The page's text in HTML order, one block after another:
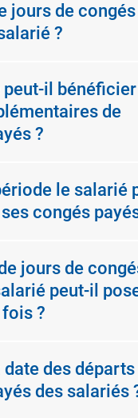
jours de congés
?
peut-il
de
?
le salarié
congés
jours de
peut-il
?
date des départs
des salariés